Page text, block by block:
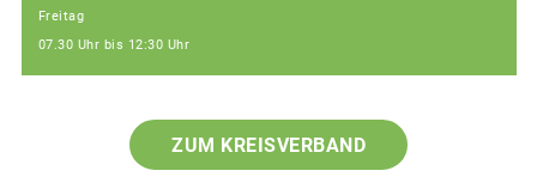
Freitag
07.30 Uhr bis 12:30 Uhr
ZUM KREISVERBAND